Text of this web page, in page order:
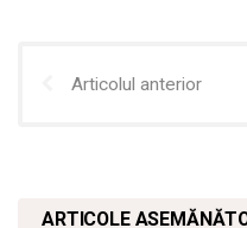
Articolul anterior
ARTICOLE